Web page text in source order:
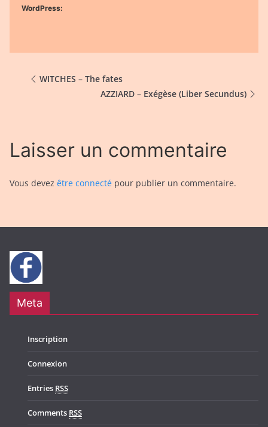
WordPress:
WITCHES – The fates
AZZIARD – Exégèse (Liber Secundus)
Laisser un commentaire
Vous devez être connecté pour publier un commentaire.
Meta
Inscription
Connexion
Entries RSS
Comments RSS